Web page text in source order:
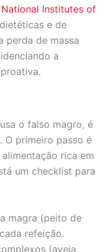
National Institutes of
e de
perda de massa
a
o falso magro, é
O primeiro passo é
rica em
um checklist para
magra (peito de
refeição.
(aveia,